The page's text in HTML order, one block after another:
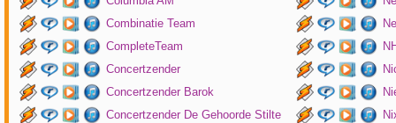
Combinatie Team
CompleteTeam
Concertzender
Concertzender Barok
Concertzender De Gehoorde Stilte